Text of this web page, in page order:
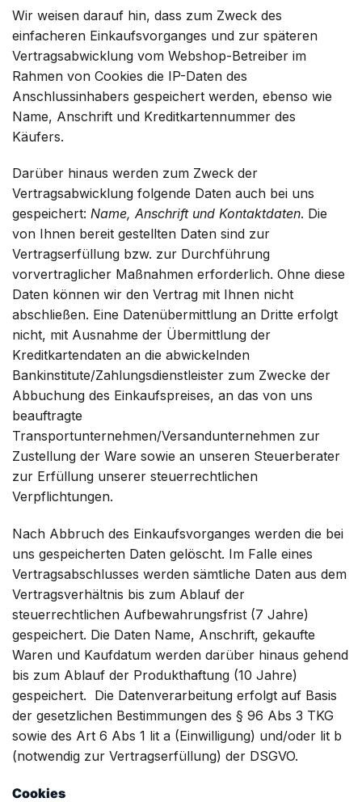
Wir weisen darauf hin, dass zum Zweck des
einfacheren Einkaufsvorganges und zur späteren
Vertragsabwicklung vom Webshop-Betreiber im
Rahmen von Cookies die IP-Daten des
Anschlussinhabers gespeichert werden, ebenso wie
Name, Anschrift und Kreditkartennummer des
Käufers.
Darüber hinaus werden zum Zweck der
Vertragsabwicklung folgende Daten auch bei uns
gespeichert: Name, Anschrift und Kontaktdaten. Die
von Ihnen bereit gestellten Daten sind zur
Vertragserfüllung bzw. zur Durchführung
vorvertraglicher Maßnahmen erforderlich. Ohne diese
Daten können wir den Vertrag mit Ihnen nicht
abschließen. Eine Datenübermittlung an Dritte erfolgt
nicht, mit Ausnahme der Übermittlung der
Kreditkartendaten an die abwickelnden
Bankinstitute/Zahlungsdienstleister zum Zwecke der
Abbuchung des Einkaufspreises, an das von uns
beauftragte
Transportunternehmen/Versandunternehmen zur
Zustellung der Ware sowie an unseren Steuerberater
zur Erfüllung unserer steuerrechtlichen
Verpflichtungen.
Nach Abbruch des Einkaufsvorganges werden die bei
uns gespeicherten Daten gelöscht. Im Falle eines
Vertragsabschlusses werden sämtliche Daten aus dem
Vertragsverhältnis bis zum Ablauf der
steuerrechtlichen Aufbewahrungsfrist (7 Jahre)
gespeichert. Die Daten Name, Anschrift, gekaufte
Waren und Kaufdatum werden darüber hinaus gehend
bis zum Ablauf der Produkthaftung (10 Jahre)
gespeichert. Die Datenverarbeitung erfolgt auf Basis
der gesetzlichen Bestimmungen des § 96 Abs 3 TKG
sowie des Art 6 Abs 1 lit a (Einwilligung) und/oder lit b
(notwendig zur Vertragserfüllung) der DSGVO.
Cookies